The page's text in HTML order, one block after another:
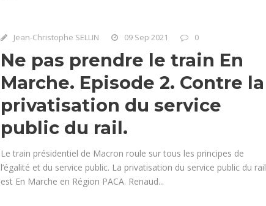
Jean-Christophe SELLIN 09 Sep 2021 0
Ne pas prendre le train En
Marche. Episode 2. Contre la
privatisation du service
public du rail.
Le train présidentiel de Macron roule sur tous les principes de
l’égalité et du service public. La privatisation du service public du rail
est En Marche en Région PACA. Renaud...